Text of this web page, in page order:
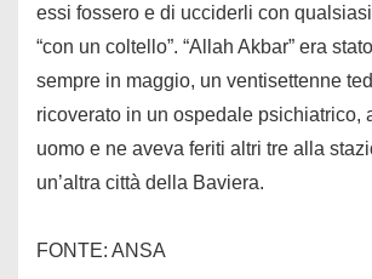
essi fossero e di ucciderli con
“con un coltello”. “Allah Akbar” era
sempre in maggio, un ventisettenne
ricoverato in un ospedale psichiatrico,
uomo e ne aveva feriti altri tre alla
un’altra città della Baviera.
FONTE: ANSA